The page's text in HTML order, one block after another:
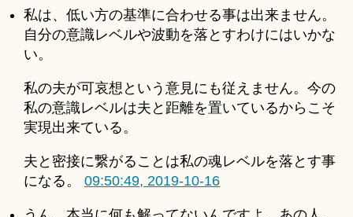
私は、低い方の基準に合わせる事は出来ません。
自分の意識レベルや波動を落とすわけにはいかな
い。
私の夫が可哀想という意見にも従えません。今の
私の意識レベルは夫と距離を置いているからこそ
実現出来ている。
夫と密接に繋がることは私の魂レベルを落とす事
になる。 09:50:49, 2019-10-16